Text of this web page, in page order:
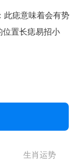
此痣意味着会有势
位置长痣易招小
生肖运势